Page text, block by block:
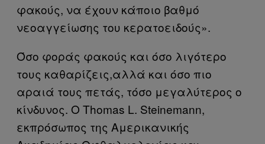
φακούς, να έχουν κάποιο βαθμό
νεοαγγείωσης του κερατοειδούς».
Όσο φοράς φακούς και όσο λιγότερο
τους καθαρίζεις,αλλά και όσο πιο
αραιά τους πετάς, τόσο μεγαλύτερος ο
κίνδυνος. Ο Thomas L. Steinemann,
εκπρόσωπος της Αμερικανικής